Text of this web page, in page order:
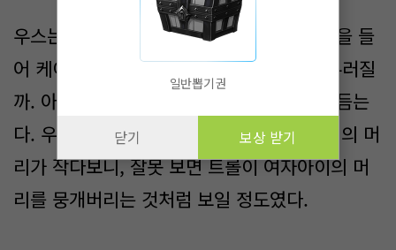
우스는 쪼그려 앉아 준이 리카에게 하듯. 손을 들
어 케이시의 머리를 쓰다듬는다. 톡! 치면 부러질
까. 아주 조심스럽게 힘 조절을 해가며 쓰다듬는
다. 우스의 손이 너무나 크고, 반면에 케이시의 머
리가 작다보니, 잘못 보면 트롤이 여자아이의 머
리를 뭉개버리는 것처럼 보일 정도였다.
일반뽑기권
닫기 보상 받기